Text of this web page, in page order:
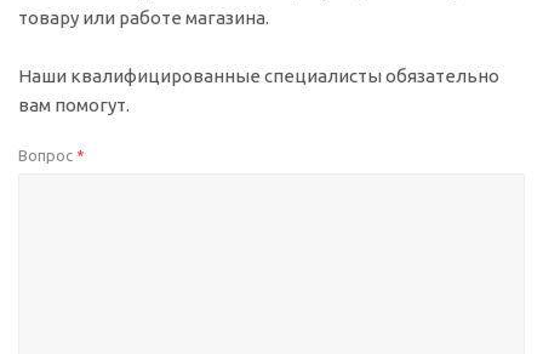
товару или работе магазина.
Наши квалифицированные специалисты обязательно
вам помогут.
Вопрос *